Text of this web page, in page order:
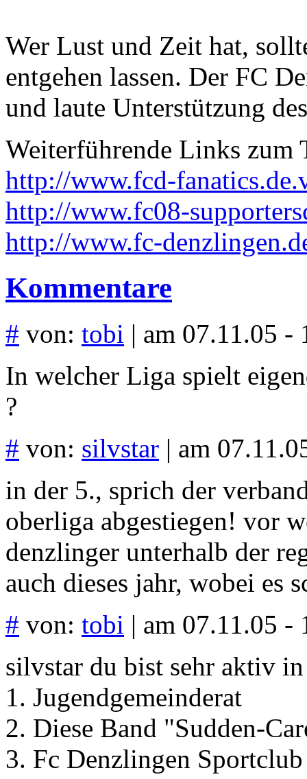
Wer Lust und Zeit hat,
entgehen lassen. Der FC
und laute Unterstützung
Weiterführende Links zum
http://www.fcd-
http://www.fc08-
http://www.fc-
Kommentare
# von: tobi | am 07.11.05 -
In welcher Liga spielt
?
# von: silvstar | am
in der 5., sprich der
oberliga abgestiegen! vor
denzlinger unterhalb der
auch dieses jahr, wobei es
# von: tobi | am 07.11.05 -
silvstar du bist sehr aktiv
1. Jugendgemeinderat
2. Diese Band "Sudden-
3. Fc Denzlingen Sportclub